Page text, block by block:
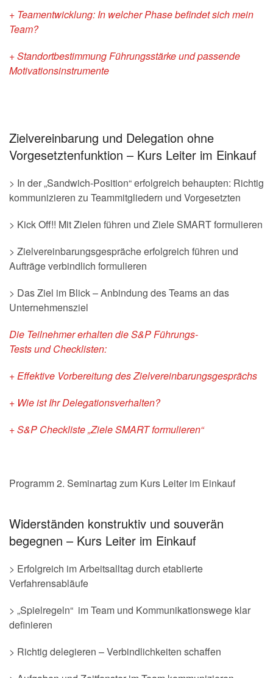
+ Teamentwicklung: In welcher Phase befindet sich mein
Team?
+ Standortbestimmung Führungsstärke und passende
Motivationsinstrumente
Zielvereinbarung und Delegation ohne
Vorgesetztenfunktion – Kurs Leiter im Einkauf
> In der „Sandwich-Position“ erfolgreich behaupten: Richtig
kommunizieren zu Teammitgliedern und Vorgesetzten
> Kick Off!! Mit Zielen führen und Ziele SMART formulieren
> Zielvereinbarungsgespräche erfolgreich führen und
Aufträge verbindlich formulieren
> Das Ziel im Blick – Anbindung des Teams an das
Unternehmensziel
Die Teilnehmer erhalten dieS&P Führungs-
TestsundChecklisten:
+ Effektive Vorbereitung des Zielvereinbarungsgesprächs
+ Wie ist Ihr Delegationsverhalten?
+ S&P Checkliste „Ziele SMART formulieren“
Programm 2. Seminartag zum Kurs Leiter im Einkauf
Widerständen konstruktiv und souverän
begegnen – Kurs Leiter im Einkauf
> Erfolgreich im Arbeitsalltag durch etablierte
Verfahrensabläufe
> „Spielregeln“ im Team und Kommunikationswege klar
definieren
> Richtig delegieren – Verbindlichkeiten schaffen